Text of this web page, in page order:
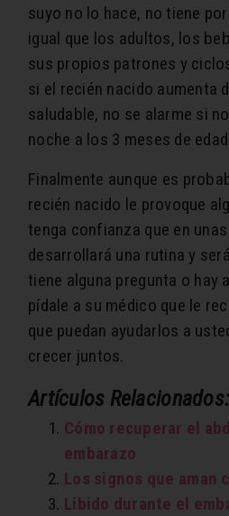
suyo no lo hace, no tiene
igual que los adultos, los
sus propios patrones y
si el recién nacido aumenta
saludable, no se alarme si
noche a los 3 meses de edad.
Finalmente aunque es
recién nacido le provoque
tenga confianza que en
desarrollará una rutina y
tiene alguna pregunta o hay
pídale a su médico que le
que puedan ayudarlos a
crecer juntos.
Artículos Relacionados:
Cómo recuperar el
embarazo
Los signos que aman
Libido durante el